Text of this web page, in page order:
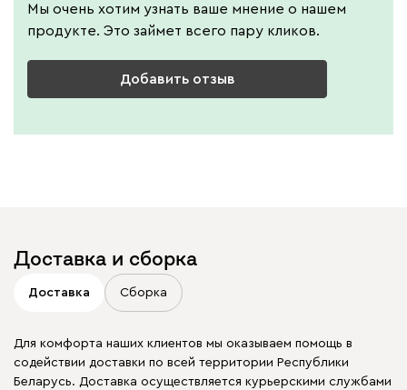
Мы очень хотим узнать ваше мнение о нашем
продукте. Это займет всего пару кликов.
Добавить отзыв
Доставка и сборка
Доставка Сборка
Для комфорта наших клиентов мы оказываем помощь в
содействии доставки по всей территории Республики
Беларусь. Доставка осуществляется курьерскими службами